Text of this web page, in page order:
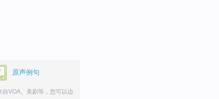
原声例句
自VOA、美剧等，您可以边